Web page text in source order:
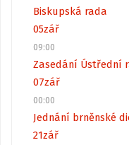
Biskupská rada
05zář
09:00
Zasedání Ústřední
07zář
00:00
Jednání brněnské
21zář